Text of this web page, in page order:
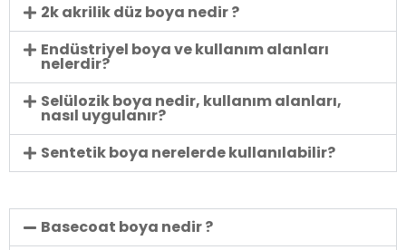
2k akrilik düz boya nedir ?
Endüstriyel boya ve kullanım alanları
nelerdir?
Selülozik boya nedir, kullanım alanları,
nasıl uygulanır?
Sentetik boya nerelerde kullanılabilir?
Basecoat boya nedir ?